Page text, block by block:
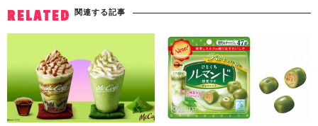
RELATED 関連する記事